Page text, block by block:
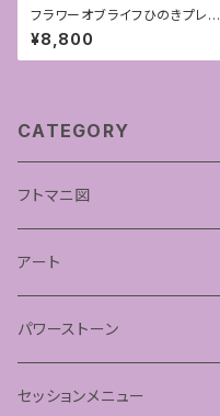
フラワーオブライフひのきプレー
ト＋精麻の撚り紐ペンダント
¥8,800
CATEGORY
フトマニ図
あわうた
アート
神聖幾何学フラワーオブライフ
神聖幾何学シードオブライフ
パワーストーン
セッションメニュー